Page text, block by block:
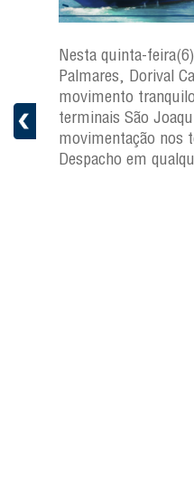
Nesta quinta-
Palmares, Dorival
movimento
terminais São
movimentação nos
Despacho em